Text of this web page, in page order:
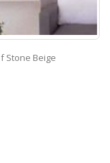
Stone Beige